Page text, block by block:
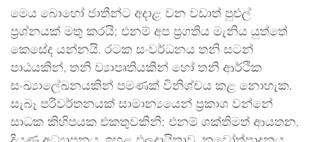
මෙය බොහෝ ජාතීන්ට අදාළ වන වඩාත් පුළුල්
ප්‍රශ්නයක් මතු කරයි; එනම් අප ප්‍රගතිය මැනිය යුත්තේ
කෙසේද යන්නයි. රටක සංවර්ධනය තනි සටන්
පාඨයකින්, තනි ව්‍යාපෘතියකින් හෝ තනි ආර්ථික
සංඛ්‍යාලේඛනයකින් පමණක් විනිශ්චය කළ නොහැක.
සැබෑ පරිවර්තනයක් සාමාන්‍යයෙන් ප්‍රකාශ වන්නේ
සාධක කිහිපයක එකතුවකිනි; එනම් ශක්තිමත් ආයතන,